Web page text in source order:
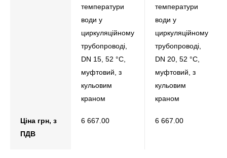
температури
води у
циркуляційному
трубопроводі,
DN 15, 52 °С,
муфтовий, з
кульовим
краном
температури
води у
циркуляційному
трубопроводі,
DN 20, 52 °С,
муфтовий, з
кульовим
краном
Ціна грн, з
ПДВ
6 667.00 6 667.00